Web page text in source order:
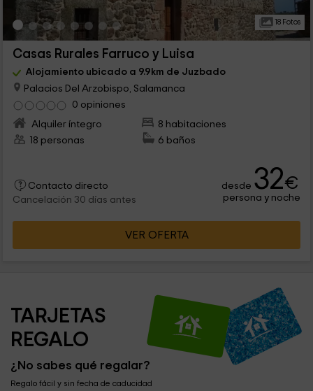
18 Fotos
Casas Rurales Farruco y Luisa
Alojamiento ubicado a 9.9km de Juzbado
Palacios Del Arzobispo, Salamanca
0 opiniones
Alquiler íntegro
8 habitaciones
18 personas
6 baños
Contacto directo
Cancelación 30 días antes
desde 32€
persona y noche
VER OFERTA
TARJETAS
REGALO
¿No sabes qué regalar?
Regalo fácil y sin fecha de caducidad